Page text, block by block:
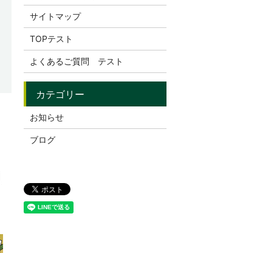
サイトマップ
TOPテスト
よくあるご質問 テスト
お知らせ
ブログ